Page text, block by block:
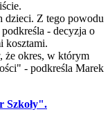
dzieci. Z tego powodu
- decyzja o
kosztami.
że okres, w którym
- podkreśla Marek
Szkoły".